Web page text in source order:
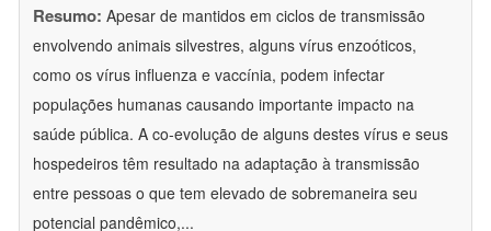
Resumo: Apesar de mantidos em ciclos de transmissão
envolvendo animais silvestres, alguns vírus enzoóticos,
como os vírus influenza e vaccínia, podem infectar
populações humanas causando importante impacto na
saúde pública. A co-evolução de alguns destes vírus e seus
hospedeiros têm resultado na adaptação à transmissão
entre pessoas o que tem elevado de sobremaneira seu
potencial pandêmico,...